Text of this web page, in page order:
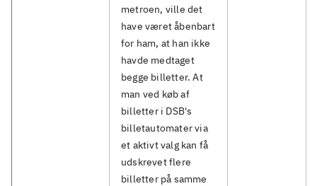
metroen, ville det
have været åbenbart
for ham, at han ikke
havde medtaget
begge billetter. At
man ved køb af
billetter i DSB's
billetautomater via
et aktivt valg kan få
udskrevet flere
billetter på samme